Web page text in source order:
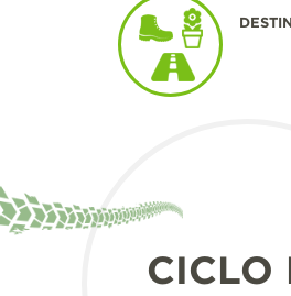
CICLO